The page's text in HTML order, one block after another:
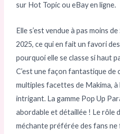
sur Hot Topic ou eBay en ligne.
Elle s’est vendue à pas moins
2025, ce qui en fait un favori
pourquoi elle se classe si haut
C’est une façon fantastique
multiples facettes de Makima,
intrigant. La gamme Pop Up
abordable et détaillée ! Le rôle
méchante préférée des fans ne